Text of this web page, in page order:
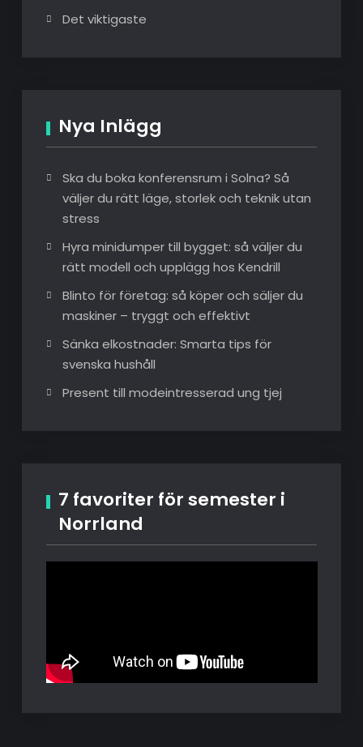
Det viktigaste
Nya Inlägg
Ska du boka konferensrum i Solna? Så
väljer du rätt läge, storlek och teknik utan
stress
Hyra minidumper till bygget: så väljer du
rätt modell och upplägg hos Kendrill
Blinto för företag: så köper och säljer du
maskiner – tryggt och effektivt
Sänka elkostnader: Smarta tips för
svenska hushåll
Present till modeintresserad ung tjej
7 favoriter för semester i
Norrland